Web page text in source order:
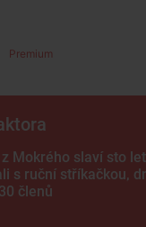
Premium
Mokrého slaví sto
s ruční stříkačkou,
členů